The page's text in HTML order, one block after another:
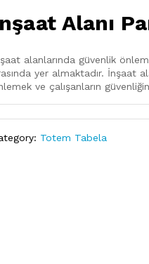
Alanı
alanlarında güvenlik
yer almaktadır. İnşaat
ve çalışanların
Totem Tabela